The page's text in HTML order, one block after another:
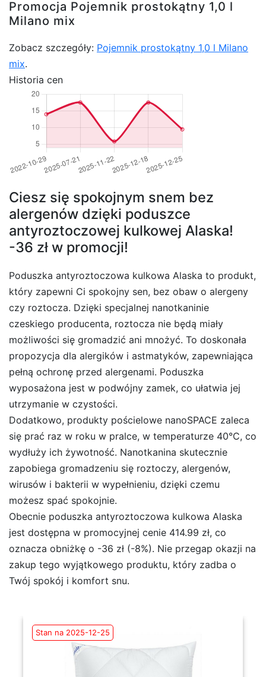
Promocja Pojemnik prostokątny 1,0 l
Milano mix
Zobacz szczegóły: Pojemnik prostokątny 1,0 l Milano
mix.
Historia cen
Ciesz się spokojnym snem bez
alergenów dzięki poduszce
antyroztoczowej kulkowej Alaska!
-36 zł w promocji!
Poduszka antyroztoczowa kulkowa Alaska to produkt,
który zapewni Ci spokojny sen, bez obaw o alergeny
czy roztocza. Dzięki specjalnej nanotkaninie
czeskiego producenta, roztocza nie będą miały
możliwości się gromadzić ani mnożyć. To doskonała
propozycja dla alergików i astmatyków, zapewniająca
pełną ochronę przed alergenami. Poduszka
wyposażona jest w podwójny zamek, co ułatwia jej
utrzymanie w czystości.
Dodatkowo, produkty pościelowe nanoSPACE zaleca
się prać raz w roku w pralce, w temperaturze 40°C, co
wydłuży ich żywotność. Nanotkanina skutecznie
zapobiega gromadzeniu się roztoczy, alergenów,
wirusów i bakterii w wypełnieniu, dzięki czemu
możesz spać spokojnie.
Obecnie poduszka antyroztoczowa kulkowa Alaska
jest dostępna w promocyjnej cenie 414.99 zł, co
oznacza obniżkę o -36 zł (-8%). Nie przegap okazji na
zakup tego wyjątkowego produktu, który zadba o
Twój spokój i komfort snu.
Stan na 2025-12-25